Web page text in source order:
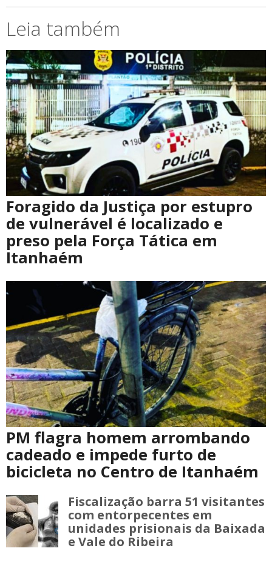
Leia também
Foragido da Justiça por estupro
de vulnerável é localizado e
preso pela Força Tática em
Itanhaém
PM flagra homem arrombando
cadeado e impede furto de
bicicleta no Centro de Itanhaém
Fiscalização barra 51 visitantes
com entorpecentes em
unidades prisionais da Baixada
e Vale do Ribeira